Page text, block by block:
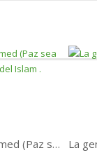
El Profeta Muhammed (Paz sea Con El ) Y El Mensaje del Islam . La